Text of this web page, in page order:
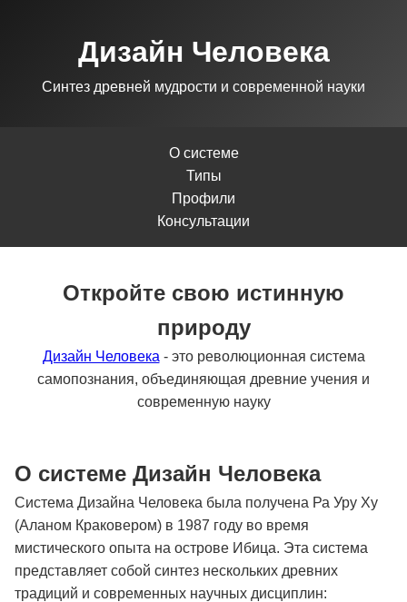
Дизайн Человека
Синтез древней мудрости и современной науки
О системе
Типы
Профили
Консультации
Откройте свою истинную
природу
Дизайн Человека - это революционная система
самопознания, объединяющая древние учения и
современную науку
О системе Дизайн Человека
Система Дизайна Человека была получена Ра Уру Ху
(Аланом Краковером) в 1987 году во время
мистического опыта на острове Ибица. Эта система
представляет собой синтез нескольких древних
традиций и современных научных дисциплин: